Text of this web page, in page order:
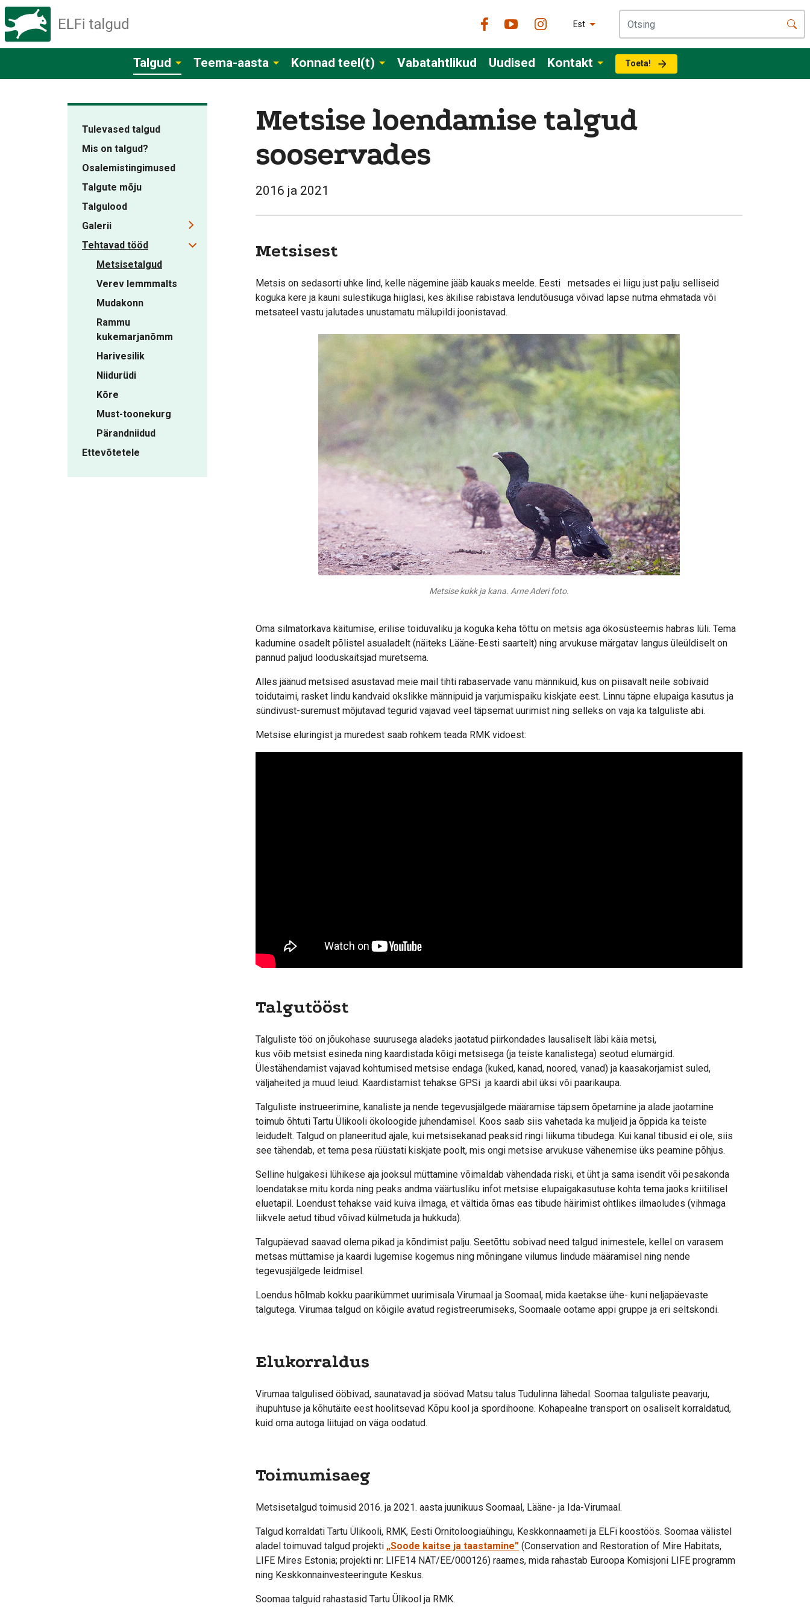
Est
Talgud Teema-aasta Konnad teel(t) Vabatahtlikud Uudised Kontakt Toeta!
Tulevased talgud
Mis on talgud?
Osalemistingimused
Talgute mõju
Talgulood
Galerii
Tehtavad tööd
Metsisetalgud
Verev lemmmalts
Mudakonn
Rammu
kukemarjanõmm
Harivesilik
Niidurüdi
Kõre
Must-toonekurg
Pärandniidud
Ettevõtetele
Metsise loendamise talgud
sooservades
2016 ja 2021
Metsisest
Metsis on sedasorti uhke lind, kelle nägemine jääb kauaks meelde. Eesti metsades ei liigu just palju selliseid
koguka kere ja kauni sulestikuga hiiglasi, kes äkilise rabistava lendutõusuga võivad lapse nutma ehmatada või
metsateel vastu jalutades unustamatu mälupildi joonistavad.
Metsise kukk ja kana. Arne Aderi foto.
Oma silmatorkava käitumise, erilise toiduvaliku ja koguka keha tõttu on metsis aga ökosüsteemis habras lüli. Tema
kadumine osadelt põlistel asualadelt (näiteks Lääne-Eesti saartelt) ning arvukuse märgatav langus üleüldiselt on
pannud paljud looduskaitsjad muretsema.
Alles jäänud metsised asustavad meie mail tihti rabaservade vanu männikuid, kus on piisavalt neile sobivaid
toidutaimi, rasket lindu kandvaid okslikke männipuid ja varjumispaiku kiskjate eest. Linnu täpne elupaiga kasutus ja
sündivust-suremust mõjutavad tegurid vajavad veel täpsemat uurimist ning selleks on vaja ka talguliste abi.
Metsise eluringist ja muredest saab rohkem teada RMK vidoest:
Talgutööst
Talguliste töö on jõukohase suurusega aladeks jaotatud piirkondades lausaliselt läbi käia metsi,
kus võib metsist esineda ning kaardistada kõigi metsisega (ja teiste kanalistega) seotud elumärgid.
Ülestähendamist vajavad kohtumised metsise endaga (kuked, kanad, noored, vanad) ja kaasakorjamist suled,
väljaheited ja muud leiud. Kaardistamist tehakse GPSi ja kaardi abil üksi või paarikaupa.
Talguliste instrueerimine, kanaliste ja nende tegevusjälgede määramise täpsem õpetamine ja alade jaotamine
toimub õhtuti Tartu Ülikooli ökoloogide juhendamisel. Koos saab siis vahetada ka muljeid ja õppida ka teiste
leidudelt. Talgud on planeeritud ajale, kui metsisekanad peaksid ringi liikuma tibudega. Kui kanal tibusid ei ole, siis
see tähendab, et tema pesa rüüstati kiskjate poolt, mis ongi metsise arvukuse vähenemise üks peamine põhjus.
Selline hulgakesi lühikese aja jooksul müttamine võimaldab vähendada riski, et üht ja sama isendit või pesakonda
loendatakse mitu korda ning peaks andma väärtusliku infot metsise elupaigakasutuse kohta tema jaoks kriitilisel
eluetapil. Loendust tehakse vaid kuiva ilmaga, et vältida õrnas eas tibude häirimist ohtlikes ilmaoludes (vihmaga
liikvele aetud tibud võivad külmetuda ja hukkuda).
Talgupäevad saavad olema pikad ja kõndimist palju. Seetõttu sobivad need talgud inimestele, kellel on varasem
metsas müttamise ja kaardi lugemise kogemus ning mõningane vilumus lindude määramisel ning nende
tegevusjälgede leidmisel.
Loendus hõlmab kokku paarikümmet uurimisala Virumaal ja Soomaal, mida kaetakse ühe- kuni neljapäevaste
talgutega. Virumaa talgud on kõigile avatud registreerumiseks, Soomaale ootame appi gruppe ja eri seltskondi.
Elukorraldus
Virumaa talgulised ööbivad, saunatavad ja söövad Matsu talus Tudulinna lähedal. Soomaa talguliste peavarju,
ihupuhtuse ja kõhutäite eest hoolitsevad Kõpu kool ja spordihoone. Kohapealne transport on osaliselt korraldatud,
kuid oma autoga liitujad on väga oodatud.
Toimumisaeg
Metsisetalgud toimusid 2016. ja 2021. aasta juunikuus Soomaal, Lääne- ja Ida-Virumaal.
Talgud korraldati Tartu Ülikooli, RMK, Eesti Ornitoloogiaühingu, Keskkonnaameti ja ELFi koostöös. Soomaa välistel
aladel toimuvad talgud projekti „Soode kaitse ja taastamine” (Conservation and Restoration of Mire Habitats,
LIFE Mires Estonia; projekti nr: LIFE14 NAT/EE/000126) raames, mida rahastab Euroopa Komisjoni LIFE programm
ning Keskkonnainvesteeringute Keskus.
Soomaa talguid rahastasid Tartu Ülikool ja RMK.